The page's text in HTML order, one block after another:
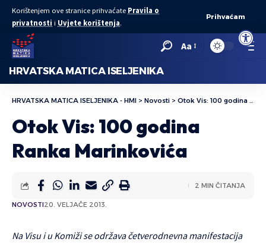
Open
Korištenjem ove stranice prihvaćate Pravila o
privatnosti i Uvjete korištenja.
Prihvaćam
Aa
HRVATSKA MATICA ISELJENIKA
HRVATSKA MATICA ISELJENIKA - HMI > Novosti > Otok Vis: 100 godina Ranka Marinkovića
Otok Vis: 100 godina
Ranka Marinkovića
NOVOSTI20. VELJAČE 2013.
2 MIN ČITANJA
Na Visu i u Komiži se održava četverodnevna manifestacija